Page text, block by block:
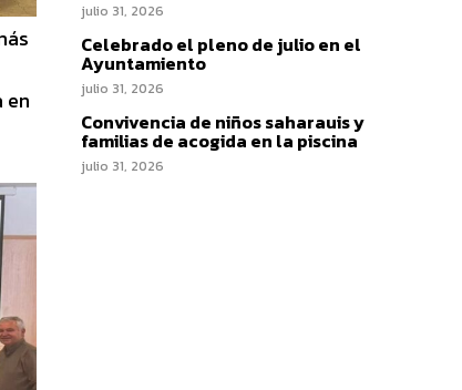
en
julio 31, 2026
Celebrado el pleno de julio en el
Ayuntamiento
julio 31, 2026
Convivencia de niños saharauis y
familias de acogida en la piscina
julio 31, 2026